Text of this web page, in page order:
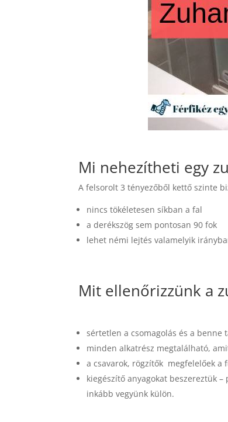
Mi nehezítheti egy
A felsorolt 3 tényezőből kettő szinte
nincs tökéletesen síkban a fal
a derékszög sem pontosan 90 fok
lehet némi lejtés valamelyik
Mit ellenőrizzünk a
sértetlen a csomagolás és a benne
minden alkatrész megtalálható,
a csavarok, rögzítők megfelelőek
kiegészítő anyagokat beszereztük
inkább vegyünk külön.